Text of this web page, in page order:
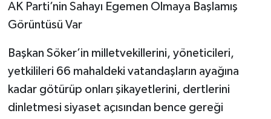
AK Parti’nin Sahayı Egemen Olmaya Başlamış
Görüntüsü Var
Başkan Söker’in milletvekillerini, yöneticileri,
yetkilileri 66 mahaldeki vatandaşların ayağına
kadar götürüp onları şikayetlerini, dertlerini
dinletmesi siyaset açısından bence gereği